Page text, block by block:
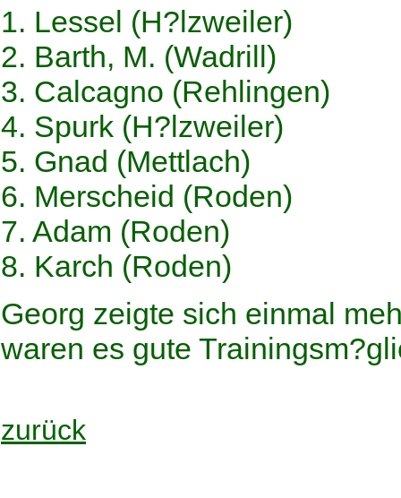
1. Lessel (H?lzweiler)
2. Barth, M. (Wadrill)
3. Calcagno (Rehlingen)
4. Spurk (H?lzweiler)
5. Gnad (Mettlach)
6. Merscheid (Roden)
7. Adam (Roden)
8. Karch (Roden)
Georg zeigte sich einmal
waren es gute
zurück